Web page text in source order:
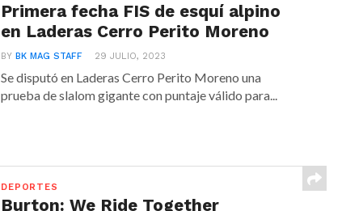
Primera fecha FIS de esquí alpino
en Laderas Cerro Perito Moreno
BYBK MAG STAFF 29 JULIO, 2023
Se disputó en Laderas Cerro Perito Moreno una
prueba de slalom gigante con puntaje válido para...
DEPORTES
Burton: We Ride Together